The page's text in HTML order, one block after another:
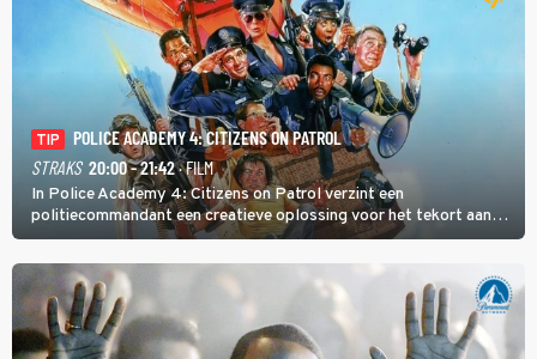
TIP
POLICE ACADEMY 4: CITIZENS ON PATROL
STRAKS 20:00 - 21:42· FILM
In Police Academy 4: Citizens on Patrol verzint een
politiecommandant een creatieve oplossing voor het tekort aan
agenten.